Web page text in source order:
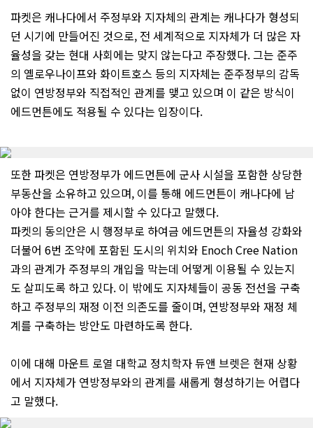
파켓은 캐나다에서 주정부와 지자체의 관계는 캐나다가 형성되
던 시기에 만들어진 것으로, 전 세계적으로 지자체가 더 많은 자
율성을 갖는 현대 사회에는 맞지 않는다고 주장했다. 그는 준주
의 옐로우나이프와 화이트호스 등의 지자체는 준주정부의 감독
없이 연방정부와 직접적인 관계를 맺고 있으며 이 같은 방식이
에드먼튼에도 적용될 수 있다는 입장이다.
또한 파켓은 연방정부가 에드먼튼에 군사 시설을 포함한 상당한
부동산을 소유하고 있으며, 이를 통해 에드먼튼이 캐나다에 남
아야 한다는 근거를 제시할 수 있다고 말했다.
파켓의 동의안은 시 행정부로 하여금 에드먼튼의 자율성 강화와
더불어 6번 조약에 포함된 도시의 위치와 Enoch Cree Nation
과의 관계가 주정부의 개입을 막는데 어떻게 이용될 수 있는지
도 살피도록 하고 있다. 이 밖에도 지자체들이 공동 전선을 구축
하고 주정부의 재정 이전 의존도를 줄이며, 연방정부와 재정 체
계를 구축하는 방안도 마련하도록 한다.
이에 대해 마운트 로열 대학교 정치학자 듀앤 브렛은 현재 상황
에서 지자체가 연방정부와의 관계를 새롭게 형성하기는 어렵다
고 말했다.